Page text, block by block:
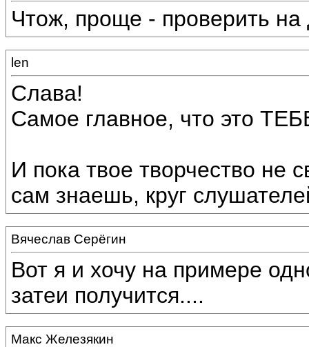
Чтож, проще - проверить на
len
Слава!
Самое главное, что это
И пока твое творчество не
сам знаешь, круг
Вячеслав Серёгин
Вот я и хочу на примере
затеи получится....
Макс Железякин